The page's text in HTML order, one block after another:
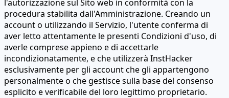
l'autorizzazione sul Sito web in conformità con la
procedura stabilita dall'Amministrazione. Creando un
account o utilizzando il Servizio, l'utente conferma di
aver letto attentamente le presenti Condizioni d'uso, di
averle comprese appieno e di accettarle
incondizionatamente, e che utilizzerà InstHacker
esclusivamente per gli account che gli appartengono
personalmente o che gestisce sulla base del consenso
esplicito e verificabile del loro legittimo proprietario.